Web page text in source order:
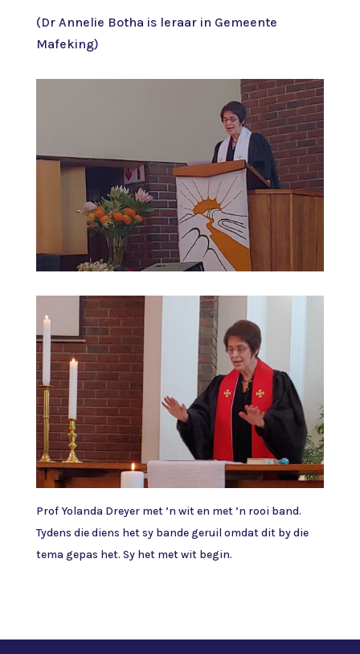
(Dr Annelie Botha is leraar in Gemeente
Mafeking)
Prof Yolanda Dreyer met ’n wit en met ’n rooi band.
Tydens die diens het sy bande geruil omdat dit by die
tema gepas het. Sy het met wit begin.